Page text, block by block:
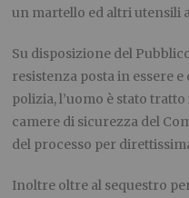
un martello ed altri utensili
Su disposizione del
resistenza posta in essere
polizia, l’uomo è stato
camere di sicurezza del
del processo per
Inoltre oltre al sequestro